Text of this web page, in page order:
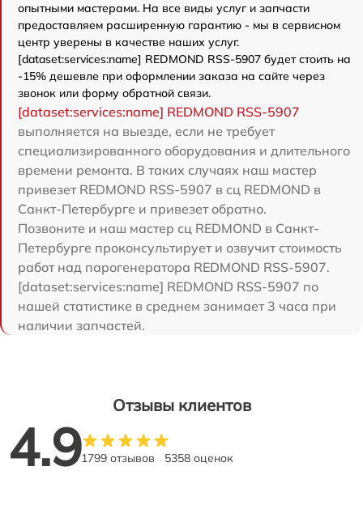
опытными мастерами. На все виды услуг и запчасти
предоставляем расширенную гарантию - мы в сервисном
центр уверены в качестве наших услуг.
[dataset:services:name] REDMOND RSS-5907 будет стоить на
-15% дешевле при оформлении заказа на сайте через
звонок или форму обратной связи.
[dataset:services:name] REDMOND RSS-5907
выполняется на выезде, если не требует
специализированного оборудования и длительного
времени ремонта. В таких случаях наш мастер
привезет REDMOND RSS-5907 в сц REDMOND в
Санкт-Петербурге и привезет обратно.
Позвоните и наш мастер сц REDMOND в Санкт-
Петербурге проконсультирует и озвучит стоимость
работ над парогенератора REDMOND RSS-5907.
[dataset:services:name] REDMOND RSS-5907 по
нашей статистике в среднем занимает 3 часа при
наличии запчастей.
Отзывы клиентов
4.91799 отзывов 5358 оценок